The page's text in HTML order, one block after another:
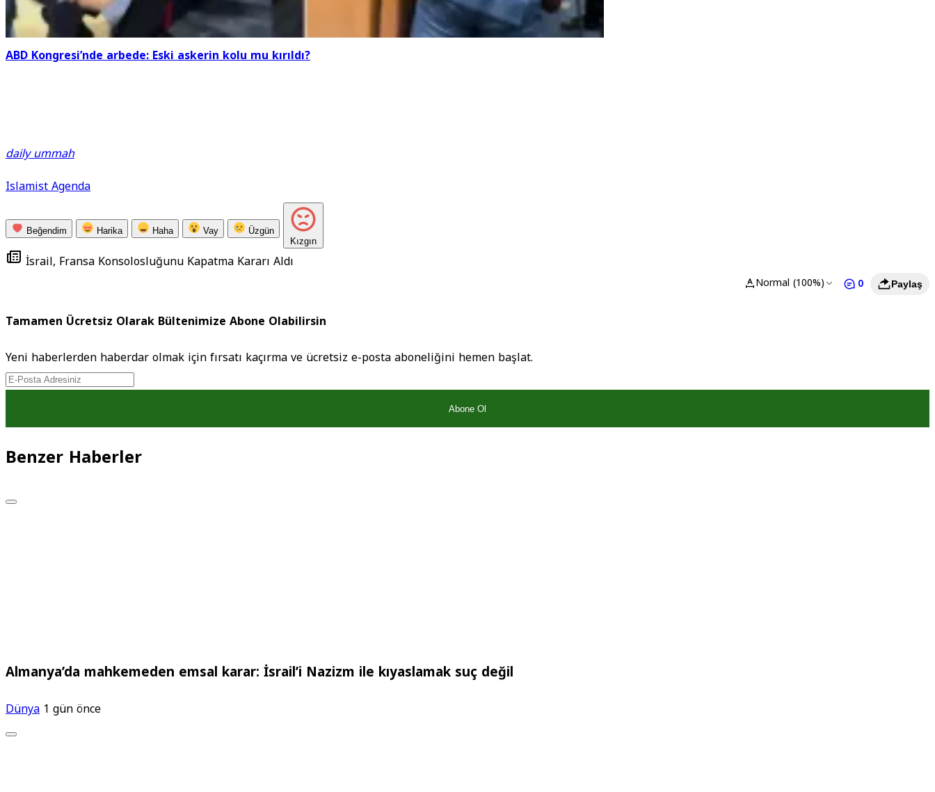
ABD Kongresi’nde arbede: Eski askerin kolu mu kırıldı?
daily ummah
Islamist Agenda
Beğendim Harika Haha Vay
Üzgün
Kızgın
İsrail, Fransa Konsolosluğunu Kapatma Kararı Aldı
Normal (100%) 0 Paylaş
Tamamen Ücretsiz Olarak Bültenimize Abone Olabilirsin
Yeni haberlerden haberdar olmak için fırsatı kaçırma ve ücretsiz e-posta aboneliğini hemen başlat.
Abone Ol
Benzer Haberler
Almanya’da mahkemeden emsal karar: İsrail’i Nazizm ile kıyaslamak suç değil
Dünya 1 gün önce